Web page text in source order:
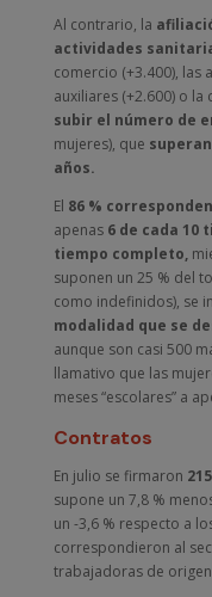
Al contrario, la
actividades
comercio (+3.400), las
auxiliares (+2.600) o la
subir el número de
mujeres), que
años.
El 86 %
apenas 6 de cada 10
tiempo completo,
suponen un 25 % del
como indefinidos), se
modalidad que se
aunque son casi 500
llamativo que las
meses “escolares” a
Contratos
En julio se firmaron
supone un 7,8 %
un -3,6 % respecto a
correspondieron al
trabajadoras de